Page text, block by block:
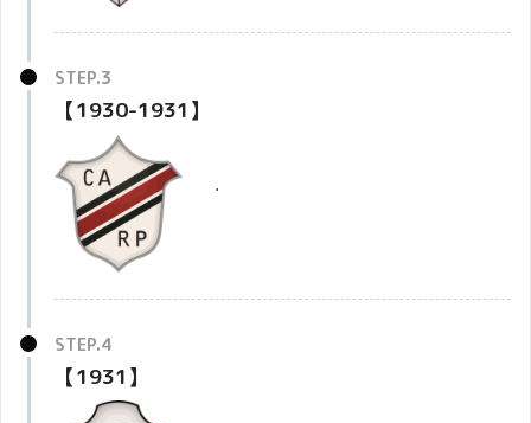
【1930-1931】
・
【1931】